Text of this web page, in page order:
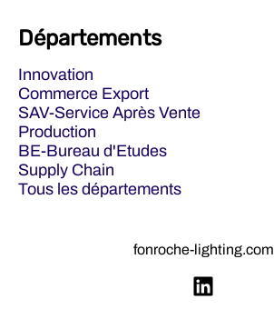
Départements
Innovation
Commerce Export
SAV-Service Après Vente
Production
BE-Bureau d'Etudes
Supply Chain
Tous les départements
fonroche-lighting.com